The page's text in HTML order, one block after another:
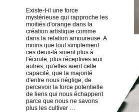
Existe-t-il une force
mystérieuse qui rapproche les
moitiés d'orange dans la
création artistique comme
dans la relation amoureuse. A
moins que tout simplement
ces deux-là soient plus à
l'écoute, plus réceptives aux
autres, qu'elles aient cette
capacité, que la majorité
d'entre nous néglige, de
percevoir la force potentielle
de liens qui nous échappent
parce que nous ne savons
plus les cultiver …